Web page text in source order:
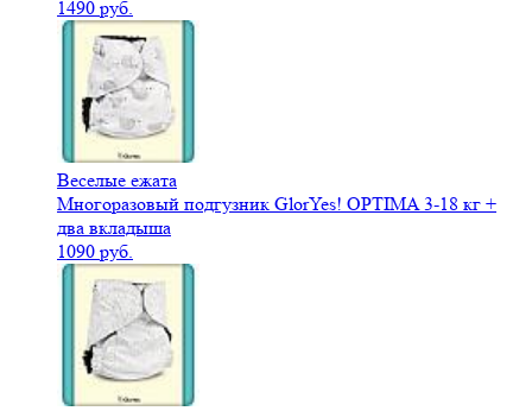
1490 руб.
Веселые ежата
Многоразовый подгузник GlorYes! OPTIMA 3-18 кг +
два вкладыша
1090 руб.